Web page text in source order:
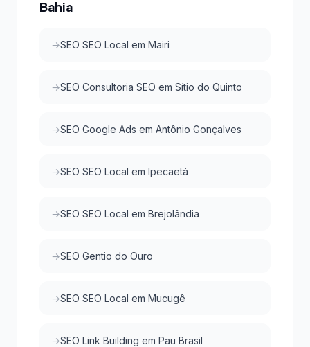
Bahia
SEO SEO Local em Mairi
SEO Consultoria SEO em Sítio do Quinto
SEO Google Ads em Antônio Gonçalves
SEO SEO Local em Ipecaetá
SEO SEO Local em Brejolândia
SEO Gentio do Ouro
SEO SEO Local em Mucugê
SEO Link Building em Pau Brasil